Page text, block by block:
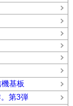
基板
第3弾